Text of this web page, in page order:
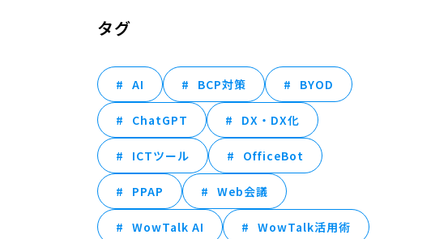
タグ
AI BCP対策 BYOD
ChatGPT DX・DX化
ICTツール OfficeBot
PPAP Web会議
WowTalk AI WowTalk活用術